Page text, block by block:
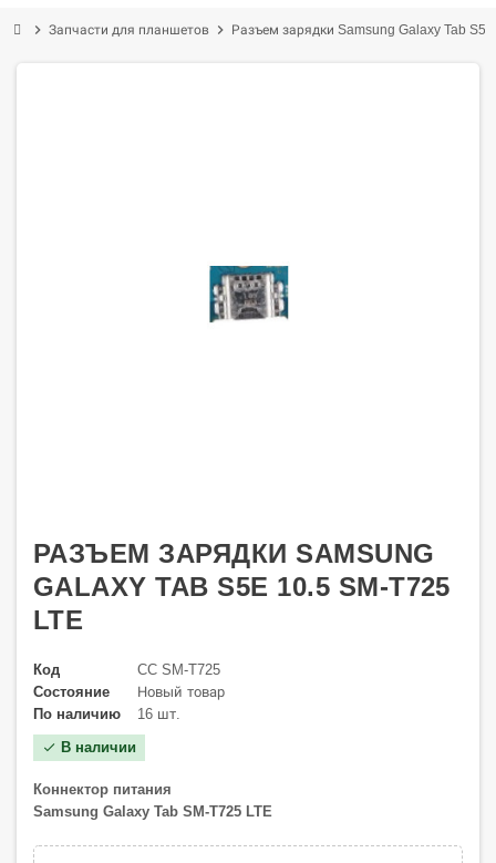
chevron_right Запчасти для планшетов chevron_right Разъем зарядки Samsung Galaxy Tab
РАЗЪЕМ ЗАРЯДКИ SAMSUNG
GALAXY TAB S5E 10.5 SM-T725
LTE
Код
CC SM-T725
Состояние
Новый товар
По наличию
16 шт.
check В наличии
Коннектор питания
Samsung Galaxy Tab SM-T725 LTE